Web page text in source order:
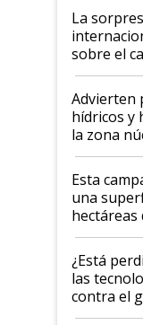
La
sobre el
"Estoy
Advierten
hídricos y
la zona
Esta
una
hectáreas
con una
salto
¿Está
las
contra el
desafío